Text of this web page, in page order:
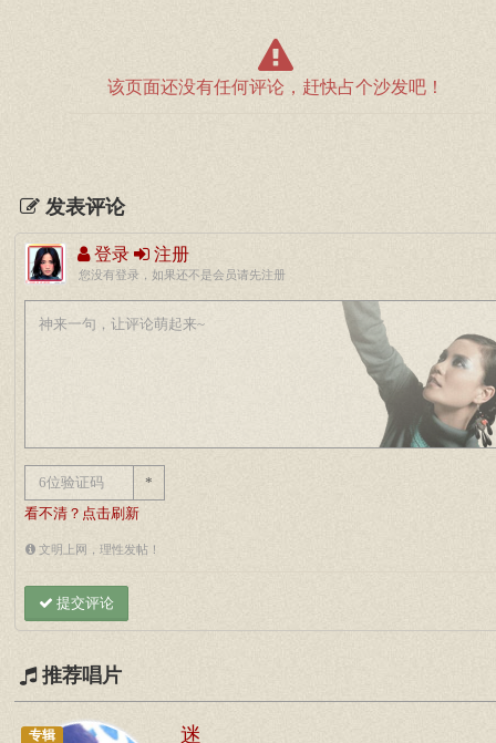
该页面还没有任何评论，赶快占个沙发吧！
发表评论
登录 注册
您没有登录，如果还不是会员请先注册
*
看不清？点击刷新
文明上网，理性发帖！
提交评论
推荐唱片
专辑 迷